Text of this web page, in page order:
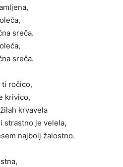
sreča.
sreča.
ti ročico,
krivico,
krvavela
strastno je velela,
najbolj žalostno.